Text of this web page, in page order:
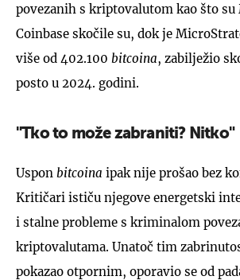
povezanih s kriptovalutom kao što su
Coinbase skočile su, dok je
više od 402.100 bitcoina, zabilježio
posto u 2024. godini.
"Tko to može zabraniti? Nitko"
Uspon bitcoina ipak nije prošao bez
Kritičari ističu njegove energetski
i stalne probleme s kriminalom
kriptovalutama. Unatoč tim
pokazao otpornim, oporavio se od